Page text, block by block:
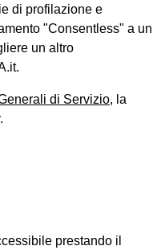
di profilazione e
"Consentless" a un
un altro
di Servizio, la
.
prestando il